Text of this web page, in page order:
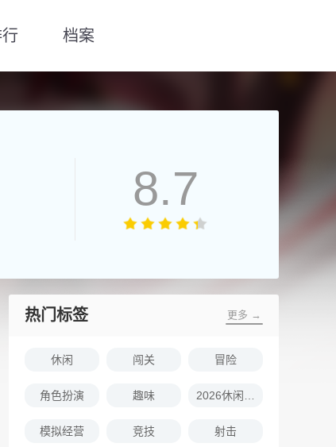
档案
8.7
热门标签 更多 →
休闲 闯关 冒险
角色扮演 趣味
模拟经营 竞技 射击